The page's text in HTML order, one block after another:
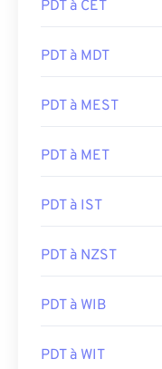
PDT à CET
PDT à MDT
PDT à MEST
PDT à MET
PDT à IST
PDT à NZST
PDT à WIB
PDT à WIT